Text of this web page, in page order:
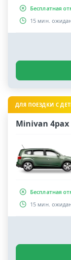
Бесплатная
15 мин.
ДЛЯ ПОЕЗДКИ С
Minivan 4pax
Бесплатная
15 мин.